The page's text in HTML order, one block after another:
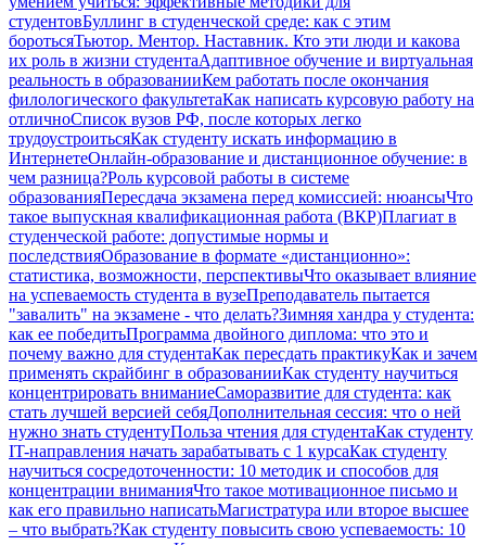
студентовБуллинг в студенческой среде: как с этим
боротьсяТьютор. Ментор. Наставник. Кто эти люди и какова
их роль в жизни студентаАдаптивное обучение и виртуальная
реальность в образованииКем работать после окончания
филологического факультетаКак написать курсовую работу на
отличноСписок вузов РФ, после которых легко
трудоустроитьсяКак студенту искать информацию в
ИнтернетеОнлайн-образование и дистанционное обучение: в
чем разница?Роль курсовой работы в системе
образованияПересдача экзамена перед комиссией: нюансыЧто
такое выпускная квалификационная работа (ВКР)Плагиат в
студенческой работе: допустимые нормы и
последствияОбразование в формате «дистанционно»:
статистика, возможности, перспективыЧто оказывает влияние
на успеваемость студента в вузеПреподаватель пытается
"завалить" на экзамене - что делать?Зимняя хандра у студента:
как ее победитьПрограмма двойного диплома: что это и
почему важно для студентаКак пересдать практикуКак и зачем
применять скрайбинг в образованииКак студенту научиться
концентрировать вниманиеСаморазвитие для студента: как
стать лучшей версией себяДополнительная сессия: что о ней
нужно знать студентуПольза чтения для студентаКак студенту
IT-направления начать зарабатывать с 1 курсаКак студенту
научиться сосредоточенности: 10 методик и способов для
концентрации вниманияЧто такое мотивационное письмо и
как его правильно написатьМагистратура или второе высшее
– что выбрать?Как студенту повысить свою успеваемость: 10